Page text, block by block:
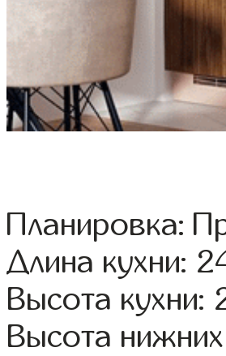
Планировка:
Длина кухни:
Высота кухни:
Высота